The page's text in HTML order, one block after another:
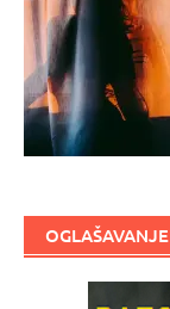
OGLAŠAVANJE